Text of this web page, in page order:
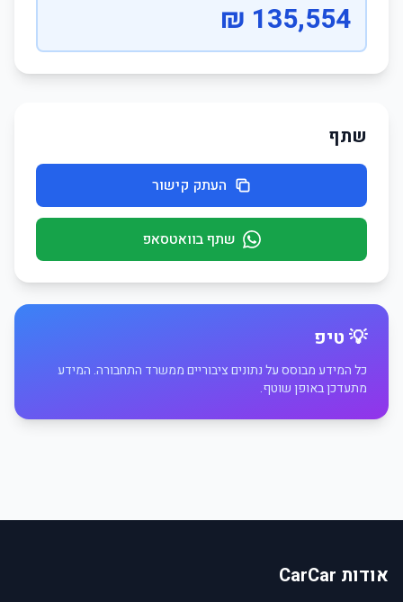
135,554 ₪
שתף
העתק קישור
שתף בוואטסאפ
💡 טיפ
כל המידע מבוסס על נתונים ציבוריים ממשרד התחבורה. המידע
מתעדכן באופן שוטף.
אודות CarCar